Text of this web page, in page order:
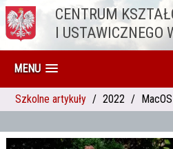
Przejdź do treściCENTRUM
I USTAWICZNEGO
MENU
Szkolne artykuły 2022